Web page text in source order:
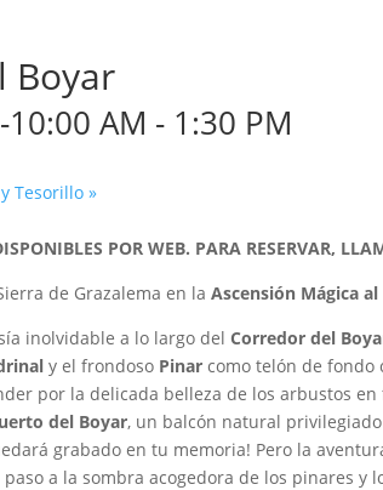
Boyar
AM - 1:30 PM
Tesorillo »
POR WEB. PARA RESERVAR,
de Grazalema en la Ascensión Mágica
inolvidable a lo largo del Corredor del
y el frondoso Pinar como telón de fondo
por la delicada belleza de los arbustos
del Boyar, un balcón natural
grabado en tu memoria! Pero la
a la sombra acogedora de los pinares